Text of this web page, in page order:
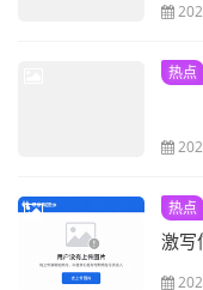
热点
热点
激写